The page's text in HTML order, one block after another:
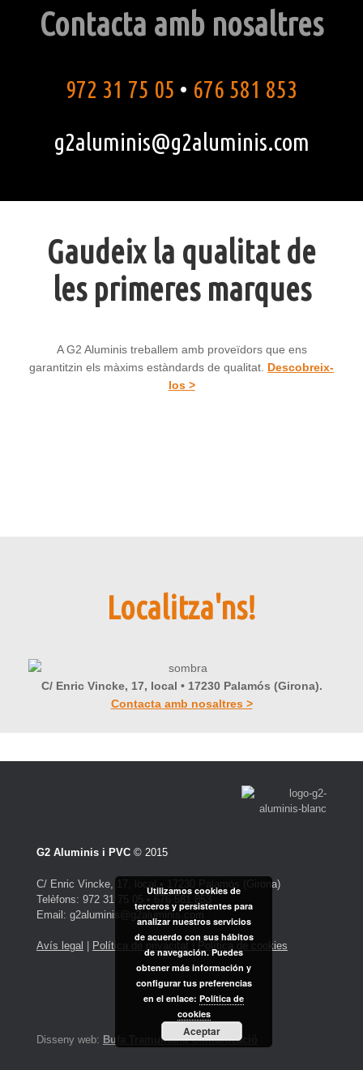
Contacta amb nosaltres
972 31 75 05 • 676 581 853
g2aluminis@g2aluminis.com
Gaudeix la qualitat de
les primeres marques
A G2 Aluminis treballem amb proveïdors que ens
garantitzin els màxims estàndards de qualitat. Descobreix-
los >
Localitza'ns!
C/ Enric Vincke, 17, local • 17230 Palamós (Girona).
Contacta amb nosaltres >
G2 Aluminis i PVC © 2015
C/ Enric Vincke, 17, local • 17230 Palamós (Girona)
Telèfons: 972 31 75 05 • 676 581 853
Email: g2aluminis@g2aluminis.com
Avís legal Política de privacitat Política de cookies
Disseny web: Bufa Tramuntana Comunicació
Utilizamos cookies de
terceros y persistentes para
analizar nuestros servicios
de acuerdo con sus hábitos
de navegación. Puedes
obtener más información y
configurar tus preferencias
en el enlace: Política de
cookies
Aceptar